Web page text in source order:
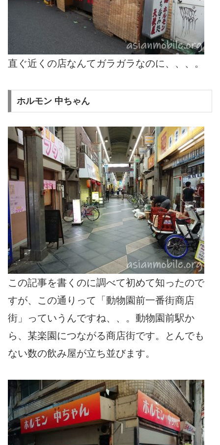
直ぐ近くの店なんてガラガラなのに、、、。
ホルモン 中ちゃん
この記事を書くのに調べて初めて知ったので
すが、この通りって「動物園前一番街商店
街」っていうんですね、、。動物園前駅か
ら、某楽園につながる商店街です。とんでも
ない数の飲み屋が立ち並びます。